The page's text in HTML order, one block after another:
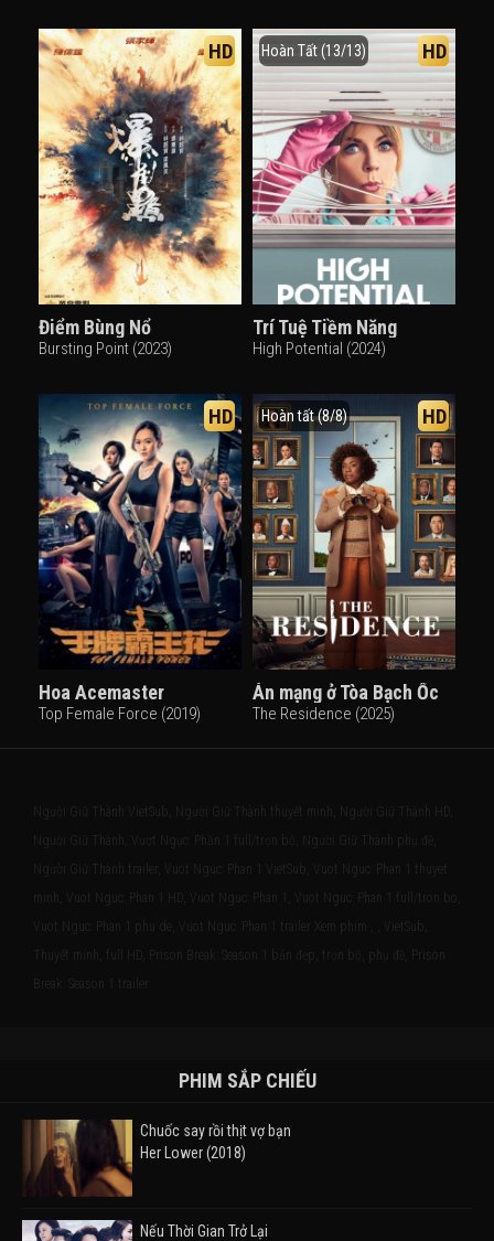
HD
Điểm Bùng Nổ
Bursting Point (2023)
Hoàn Tất (13/13) HD
Trí Tuệ Tiềm Năng
High Potential (2024)
HD
Hoa Acemaster
Top Female Force (2019)
Hoàn tất (8/8) HD
Án mạng ở Tòa Bạch Ốc
The Residence (2025)
Người Giữ Thành VietSub, Người Giữ Thành thuyết minh, Người Giữ Thành HD,
Người Giữ Thành, Vượt Ngục: Phần 1 full/trọn bộ, Người Giữ Thành phụ đề,
Người Giữ Thành trailer, Vuot Nguc: Phan 1 VietSub, Vuot Nguc: Phan 1 thuyet
minh, Vuot Nguc: Phan 1 HD, Vuot Nguc: Phan 1, Vuot Nguc: Phan 1 full/tron bo,
Vuot Nguc: Phan 1 phu de, Vuot Nguc: Phan 1 trailer Xem phim , , VietSub,
Thuyết minh, full HD, Prison Break: Season 1 bản đẹp, trọn bộ, phụ đề, Prison
Break: Season 1 trailer
PHIM SẮP CHIẾU
Chuốc say rồi thịt vợ bạn
Her Lower (2018)
Nếu Thời Gian Trở Lại